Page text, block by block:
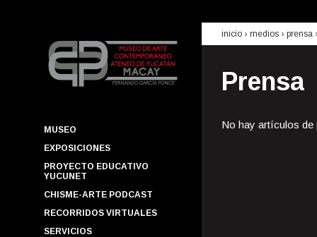
MUSEO
EXPOSICIONES
PROYECTO EDUCATIVO
YUCUNET
CHISME-ARTE PODCAST
RECORRIDOS VIRTUALES
SERVICIOS
inicio › medios › prensa
Prensa
No hay artículos de